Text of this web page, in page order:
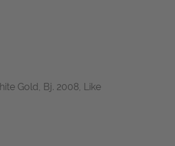
Gold, Bj. 2008, Like